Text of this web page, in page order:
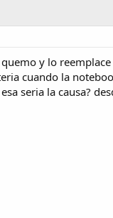
y lo
cuando la
seria la causa?